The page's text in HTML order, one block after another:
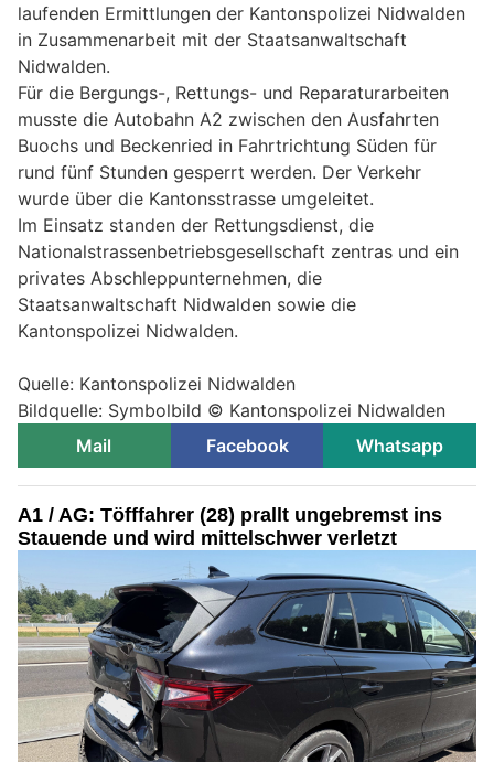
laufenden Ermittlungen der Kantonspolizei Nidwalden
in Zusammenarbeit mit der Staatsanwaltschaft
Nidwalden.
Für die Bergungs-, Rettungs- und Reparaturarbeiten
musste die Autobahn A2 zwischen den Ausfahrten
Buochs und Beckenried in Fahrtrichtung Süden für
rund fünf Stunden gesperrt werden. Der Verkehr
wurde über die Kantonsstrasse umgeleitet.
Im Einsatz standen der Rettungsdienst, die
Nationalstrassenbetriebsgesellschaft zentras und ein
privates Abschleppunternehmen, die
Staatsanwaltschaft Nidwalden sowie die
Kantonspolizei Nidwalden.
Quelle: Kantonspolizei Nidwalden
Bildquelle: Symbolbild © Kantonspolizei Nidwalden
Mail
Facebook Whatsapp
A1 / AG: Töfffahrer (28) prallt ungebremst ins
Stauende und wird mittelschwer verletzt